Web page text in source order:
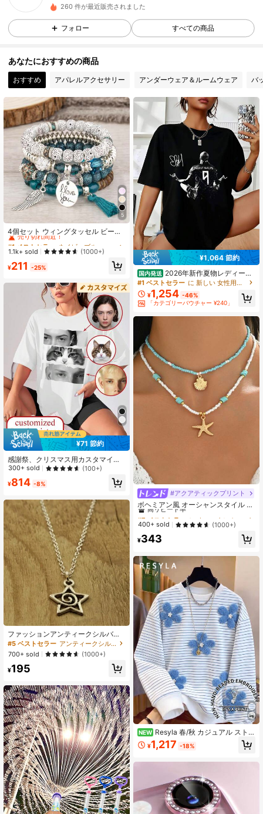
11 フォロワー
260 件が最近販売されました
フォロー すべての商品
あなたにおすすめの商品
おすすめ アパレルアクセサリー アンダーウェア＆ルームウェア バ
5
4個セット ウィングタッセル ビーズ
レイヤード ブレスレットセット
#1 ベストセラー
ネイビーブルー 女性のブレスレット
売り切れ間近！
#1 ベストセラー
売り切れ間近！
#1 ベストセラー
売り切れ間近！
#1 ベストセラー
売り切れ間近！
1.1k+ sold (1000+)
¥211 -25%
¥71 節約
感謝祭、クリスマス用カスタマイズ
ギフト。ロゴ印刷、ビジネスブラン
ー衣装、誕生日ギフト、スポーツ用
300+ sold (100+)
¥814 -8%
ファッションアンティークシルバー
カラーのスタースワールペンダント
ネックレス、女性用かわいい星のジ
ュエリー、パーティーギフト
#5 ベストセラー
アンティークシルバー 女性のネックレス
700+ sold
(1000+)
¥195
¥1,064 節約
国内発送 2026年新作夏物レディース
コットンTシャツ ハーランド ノルウ
ェー代表サッカースターグラフィッ
クTシャツ カジュアルストリートウ
ェア半袖トップス.
#1 ベストセラー に 新しい 女性用アクティブトップス
¥1,254 -46%
「カテゴリーバウチャー ¥240」
#アクアティックプリント
ボヘミアン風 オーシャンスタイル ビ
ーズネックレス 2個セット メタル製
シェル&ヒトデペンダント、ビーチバ
ケーションや日常着に最適なファッ
ショナブルなデザイン
#7 ベストセラー
に ウエスタンカウボーイスタイル ジュエリー＆時計
高リピート率
#7 ベストセラー
高リピート率
#7 ベストセラー
高リピート率
#7 ベストセラー
に ウエスタンカウボーイスタイル ジュエリー＆時計
高リピート率
400+ sold (1000+)
¥343
NEW Resyla 春/秋 カジュアル ストラ
イプ フローラル プリント 長袖Tシャ
ツ ¥1,217 -18%